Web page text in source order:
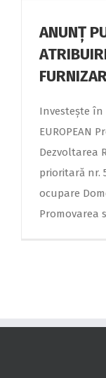
ANUNȚ
Investeşte în
EUROPEAN
Dezvoltarea
prioritară nr.
ocupare
Promovarea